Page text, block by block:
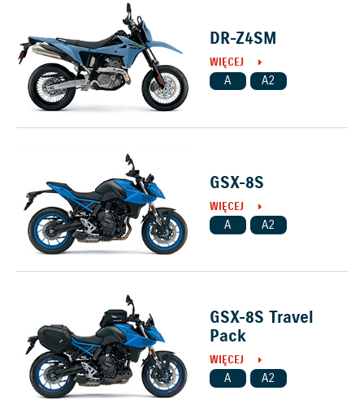
DR-Z4SM
WIĘCEJ
A A2
GSX-8S
WIĘCEJ
A A2
GSX-8S Travel
Pack
WIĘCEJ
A A2